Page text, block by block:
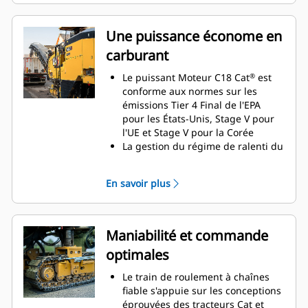
les faisceaux
haute visibilité au niveau de
l'eau (incluses dans
l'ensemble d'éclairage
amélioré)
Grandes poignées du
collecteur de pulvérisation
d'eau pour une commande
facile
Une puissance économe en
carburant
Le puissant Moteur C18 Cat® est
conforme aux normes sur les
émissions Tier 4 Final de l'EPA
pour les États-Unis, Stage V pour
l'UE et Stage V pour la Corée
La gestion du régime de ralenti du
rendement et la demande du
moteur
Un ventilateur de refroidissement
à vitesse variable fonctionne à la
vitesse la plus basse possible pour
un refroidissement silencieux et
efficace
La commande automatique de
charge surveille la demande sur le
En savoir plus
Maniabilité et commande
optimales
Le train de roulement à chaînes
fiable s'appuie sur les conceptions
éprouvées des tracteurs Cat et